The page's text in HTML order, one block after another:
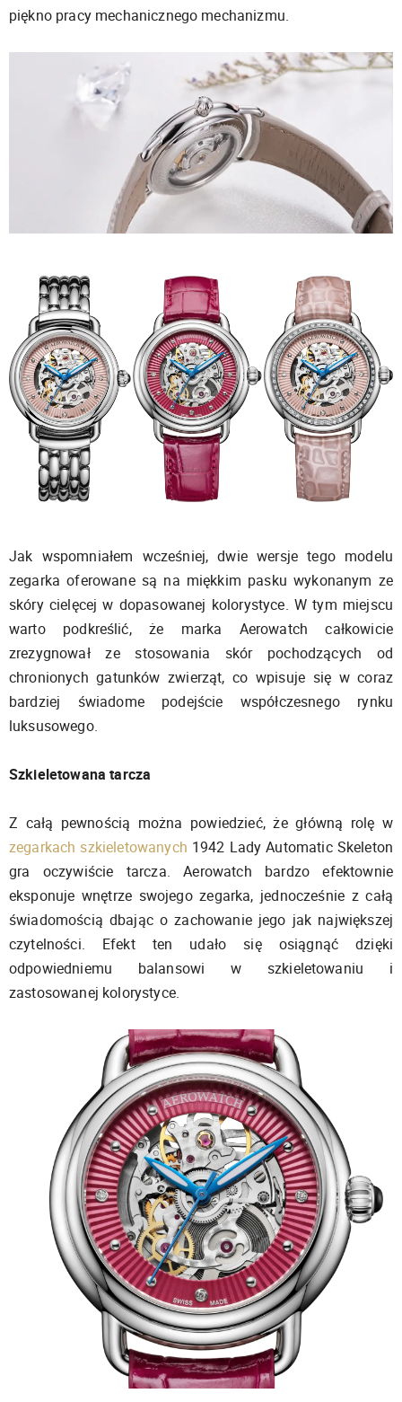
piękno pracy mechanicznego mechanizmu.
Jak wspomniałem wcześniej, dwie wersje tego modelu
zegarka oferowane są na miękkim pasku wykonanym ze
skóry cielęcej w dopasowanej kolorystyce. W tym miejscu
warto podkreślić, że marka Aerowatch całkowicie
zrezygnował ze stosowania skór pochodzących od
chronionych gatunków zwierząt, co wpisuje się w coraz
bardziej świadome podejście współczesnego rynku
luksusowego.
Szkieletowana tarcza
Z całą pewnością można powiedzieć, że główną rolę w
zegarkach szkieletowanych 1942 Lady Automatic Skeleton
gra oczywiście tarcza. Aerowatch bardzo efektownie
eksponuje wnętrze swojego zegarka, jednocześnie z całą
świadomością dbając o zachowanie jego jak największej
czytelności. Efekt ten udało się osiągnąć dzięki
odpowiedniemu balansowi w szkieletowaniu i
zastosowanej kolorystyce.